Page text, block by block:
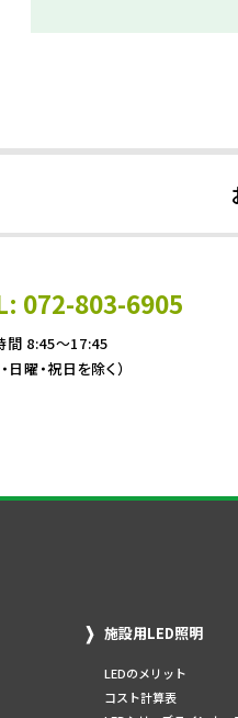
072-803-6905
間 8:45～17:45
日曜・祝日を除く）
施設用LED照明
LEDのメリット
コスト計算表